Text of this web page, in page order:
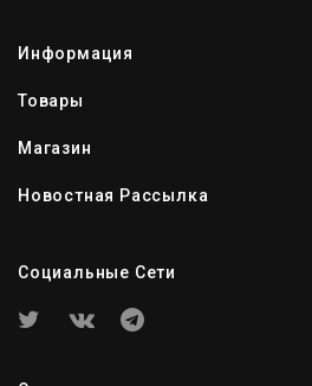
Информация
Товары
Магазин
Новостная Рассылка
Социальные Сети